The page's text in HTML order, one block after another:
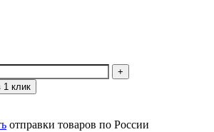
1 клик
отправки товаров по России